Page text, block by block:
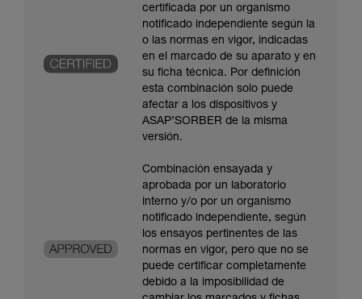
certificada por un organismo
notificado independiente según la
o las normas en vigor, indicadas
en el marcado de su aparato y en
su ficha técnica. Por definición
esta combinación solo puede
afectar a los dispositivos y
ASAP’SORBER de la misma
versión.
Combinación ensayada y
aprobada por un laboratorio
interno y/o por un organismo
notificado independiente, según
los ensayos pertinentes de las
normas en vigor, pero que no se
puede certificar completamente
debido a la imposibilidad de